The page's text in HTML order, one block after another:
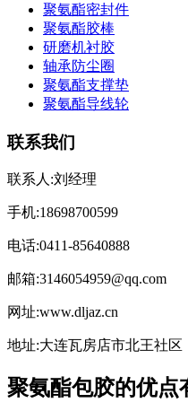
聚氨酯密封件
聚氨酯胶棒
研磨机衬胶
轴承防尘圈
聚氨酯支撑垫
聚氨酯导线轮
联系我们
联系人:刘经理
手机:18698700599
电话:0411-85640888
邮箱:3146054959@qq.com
网址:www.dljaz.cn
地址:大连瓦房店市北王社区
聚氨酯包胶的优点